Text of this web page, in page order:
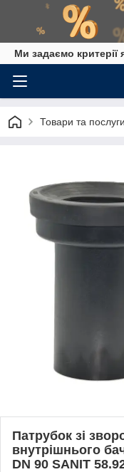
Ми задаємо критерії
Товари та послуги
Патрубок зі
внутрішнього
DN 90 SANIT